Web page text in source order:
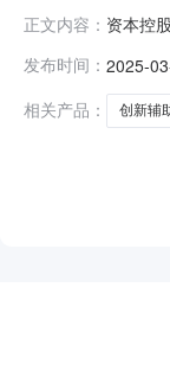
正文内容： 资本控
果公告
发布时间： 2025-
相关产品：
创新辅